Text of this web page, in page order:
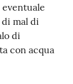
mal di
di
con acqua